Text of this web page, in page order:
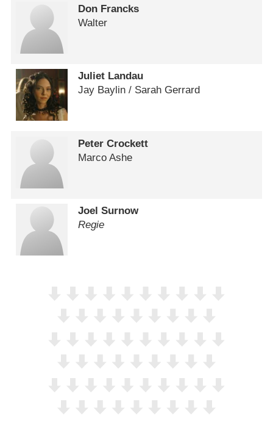
Don Francks
Walter
Juliet Landau
Jay Baylin /​ Sarah Gerrard
Peter Crockett
Marco Ashe
Joel Surnow
Regie